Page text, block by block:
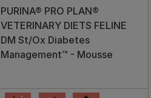
PURINA® PRO PLAN®
VETERINARY DIETS FELINE
DM St/Ox Diabetes
Management™ - Mousse